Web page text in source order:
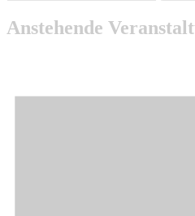
nach:
Anstehende